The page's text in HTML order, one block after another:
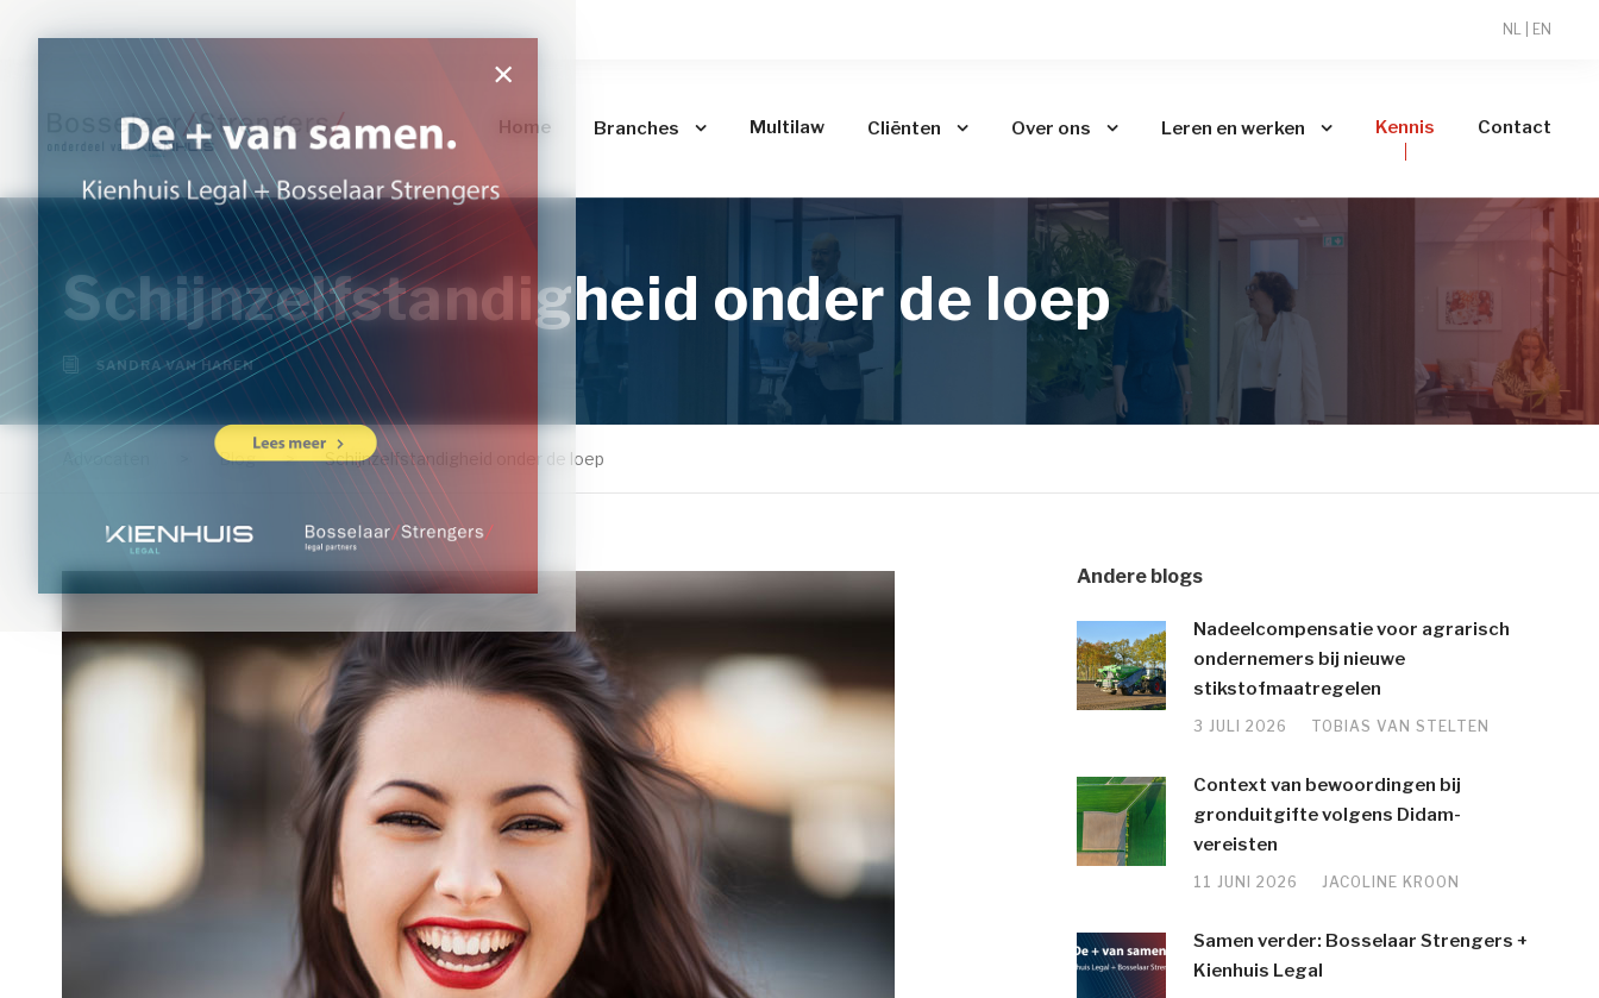
NL EN
Home Branches Multilaw Cliënten Over ons Leren en werken Kennis Contact
Schijnzelfstandigheid onder de loep
SANDRA VAN HAREN
Blog > Schijnzelfstandigheid onder de loep
Andere blogs
Nadeelcompensatie voor agrarisch
ondernemers bij nieuwe
stikstofmaatregelen
3 JULI 2026 TOBIAS VAN STELTEN
Context van bewoordingen bij
gronduitgifte volgens Didam-
vereisten
11 JUNI 2026 JACOLINE KROON
Samen verder: Bosselaar Strengers +
Kienhuis Legal